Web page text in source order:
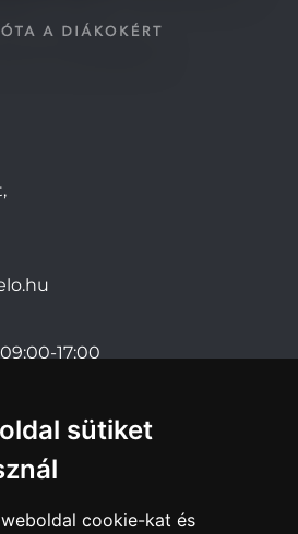
sütiket
cookie-kat és
17:00